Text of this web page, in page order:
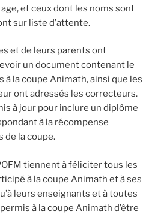
et ceux dont les noms sont
sur liste d’attente.
et de leurs parents ont
un document contenant le
à la coupe Animath, ainsi que les
ont adressés les correcteurs.
à jour pour inclure un diplôme
à la récompense
de la coupe.
tiennent à féliciter tous les
à la coupe Animath et à ses
leurs enseignants et à toutes
à la coupe Animath d’être